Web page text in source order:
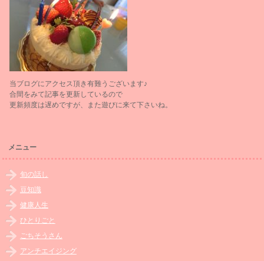
当ブログにアクセス頂き有難うございます♪
合間をみて記事を更新しているので
更新頻度は遅めですが、また遊びに来て下さいね。
メニュー
旬の話し
豆知識
健康人生
ひとりごと
ごちそうさん
アンチエイジング